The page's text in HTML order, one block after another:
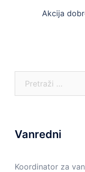
Akcija
Vanredni
Koordinator za